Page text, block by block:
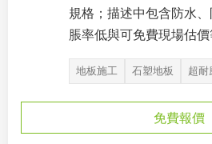
規格；描述中包含防水
脹率低與可免費現場估價
地板施工 石塑地板 超耐
免費報價